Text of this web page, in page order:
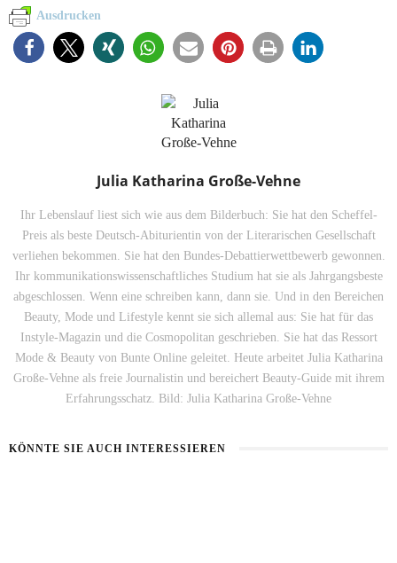
Ausdrucken
Julia Katharina Große-Vehne
Ihr Lebenslauf liest sich wie aus dem Bilderbuch: Sie hat den Scheffel-
Preis als beste Deutsch-Abiturientin von der Literarischen Gesellschaft
verliehen bekommen. Sie hat den Bundes-Debattierwettbewerb gewonnen.
Ihr kommunikationswissenschaftliches Studium hat sie als Jahrgangsbeste
abgeschlossen. Wenn eine schreiben kann, dann sie. Und in den Bereichen
Beauty, Mode und Lifestyle kennt sie sich allemal aus: Sie hat für das
Instyle-Magazin und die Cosmopolitan geschrieben. Sie hat das Ressort
Mode & Beauty von Bunte Online geleitet. Heute arbeitet Julia Katharina
Große-Vehne als freie Journalistin und bereichert Beauty-Guide mit ihrem
Erfahrungsschatz. Bild: Julia Katharina Große-Vehne
KÖNNTE SIE AUCH INTERESSIEREN